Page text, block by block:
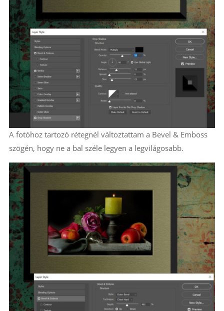
A fotóhoz tartozó rétegnél változtattam a Bevel & Emboss
szögén, hogy ne a bal széle legyen a legvilágosabb.